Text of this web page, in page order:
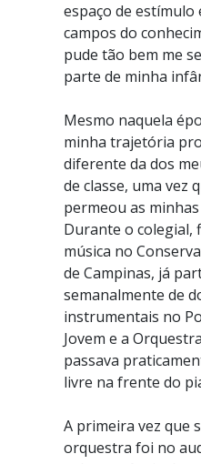
espaço de estímulo
campos do
pude tão bem me
parte de minha
Mesmo naquela
minha trajetória
diferente da dos
de classe, uma vez
permeou as
Durante o colegial,
música no
de Campinas, já
semanalmente de
instrumentais no
Jovem e a
passava
livre na frente do
A primeira vez que
orquestra foi no